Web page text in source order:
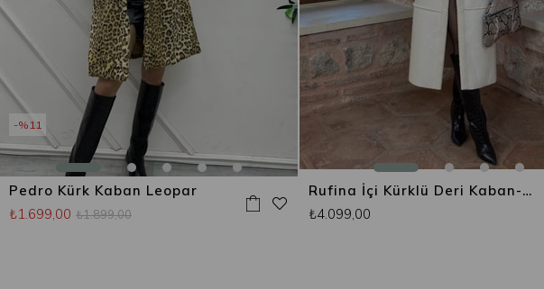
Pedro Kürk Kaban Leopar
₺1.699,00 ₺1.899,00
%11
Rufina İçi Kürklü Deri Kaban-Beyaz
₺4.099,00